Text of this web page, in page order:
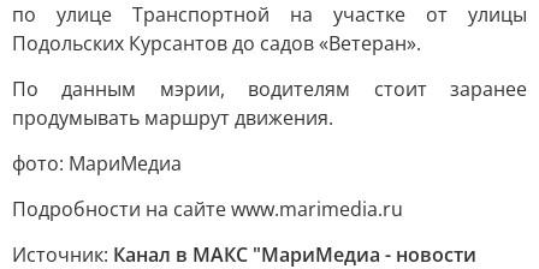
по улице Транспортной на участке от улицы
Подольских Курсантов до садов «Ветеран».
По данным мэрии, водителям стоит заранее
продумывать маршрут движения.
фото: МариМедиа
Подробности на сайте www.marimedia.ru
Источник: Канал в МАКС "МариМедиа - новости